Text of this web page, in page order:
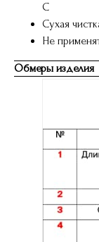
С
Сухая
Не
Обмеры изделия